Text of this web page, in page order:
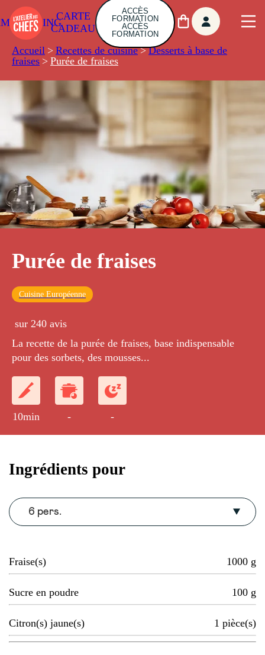
CARTE
CADEAU
ACCÈS
FORMATION
ACCÈS
FORMATION
Accueil > Recettes de cuisine > Desserts à base de
fraises > Purée de fraises
Purée de fraises
Cuisine Européenne
sur 240 avis
La recette de la purée de fraises, base indispensable
pour des sorbets, des mousses...
10min - -
Ingrédients pour
6 pers.
Fraise(s) 1000 g
Sucre en poudre 100 g
Citron(s) jaune(s) 1 pièce(s)